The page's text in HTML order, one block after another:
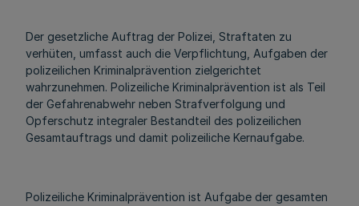
Der gesetzliche Auftrag der Polizei, Straftaten zu
verhüten, umfasst auch die Verpflichtung, Aufgaben der
polizeilichen Kriminalprävention zielgerichtet
wahrzunehmen. Polizeiliche Kriminalprävention ist als Teil
der Gefahrenabwehr neben Strafverfolgung und
Opferschutz integraler Bestandteil des polizeilichen
Gesamtauftrags und damit polizeiliche Kernaufgabe.
Polizeiliche Kriminalprävention ist Aufgabe der gesamten